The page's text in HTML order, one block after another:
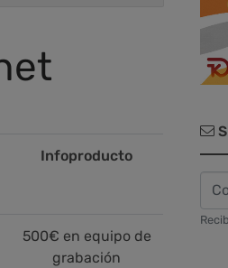
Infoproducto
500€ en equipo de
grabación